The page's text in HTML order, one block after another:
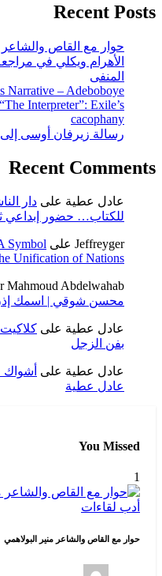
Recent Posts
حوار مع القاص والشاعر
الأهرام ويكلي في
المنفى
Narrative – Adeboboye
Interpreter”: Exile’s
cacophany
رسالة زيرفان أوسى
Recent Comments
عادل عطية على دار
للكتاب… حضور إبداعي
Jeffreyger على Symbol
Unification of Nations
Mahmoud Abdelwahab
محسن شوقي | اسمك إذن
عادل عطية على
بفن الزجل
عادل عطية على
عادل عطية
You Missed
1
أدب لقاءات
حوار مع القاص والشاعر منير البولاهمي